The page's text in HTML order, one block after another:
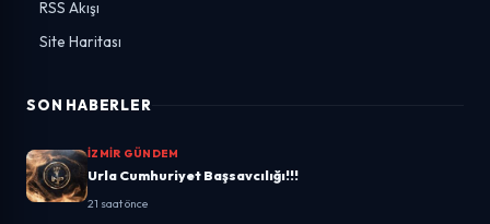
RSS Akışı
Site Haritası
SON HABERLER
İZMIR GÜNDEM
Urla Cumhuriyet Başsavcılığı!!!
21 saat önce